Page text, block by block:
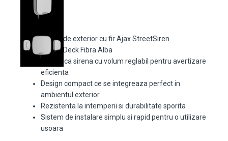
Sirena de exterior cu fir Ajax StreetSiren
DoubleDeck Fibra Alba
Puternica sirena cu volum reglabil pentru avertizare
eficienta
Design compact ce se integreaza perfect in
ambientul exterior
Rezistenta la intemperii si durabilitate sporita
Sistem de instalare simplu si rapid pentru o utilizare
usoara